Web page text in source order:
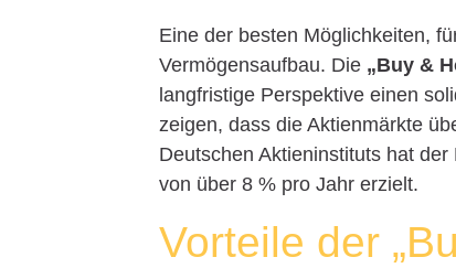
Eine der besten Möglichkeiten,
Vermögensaufbau. Die „Buy &
langfristige Perspektive einen
zeigen, dass die Aktienmärkte
Deutschen Aktieninstituts hat
von über 8 % pro Jahr erzielt.
Vorteile der